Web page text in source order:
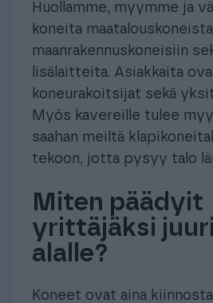
Huollamme, myymme ja
koneita maatalouskoneista
maanrakennuskoneisiin
lisälaitteita. Asiakkaita
koneurakoitsijat sekä
Myös kavereille tulee
saahan meiltä
tekoon, jotta pysyy talo
Miten päädyit
yrittäjäksi
alalle?
Koneet ovat aina